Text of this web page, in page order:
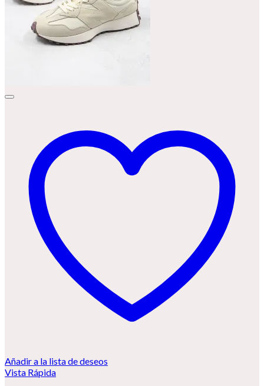
Añadir a la lista de deseos
Vista Rápida